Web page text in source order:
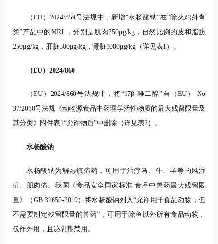
（EU）2024/859号法规中，新增“水杨酸钠”在“除火鸡外禽
类”产品中的MRL，分别是肌肉250μg/kg，自然比例的皮和脂肪
250μg/kg，肝脏500μg/kg，肾脏1000μg/kg（详见表1）。
（EU）2024/860
（EU）2024/860号法规中，将“17β-雌二醇”自（EU） No
37/2010号法规《动物源食品中药理学活性物质的最大残留限量及
其分类》附件表1“允许物质”中删除（详见表2）。
水杨酸钠
水杨酸钠为解热镇痛药，可用于治疗马、牛、羊等的风湿
症、肌肉痛。我国《食品安全国家标准 食品中兽药最大残留限
量》（GB 31650-2019）将水杨酸钠列入“允许用于食品动物，但
不需要制定残留限量的兽药”，可用于除鱼以外所有食品动物，
仅作外用，且泌乳期禁用。